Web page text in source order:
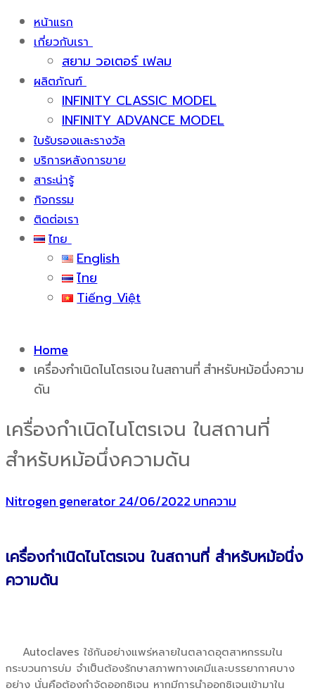
หน้าแรก
เกี่ยวกับเรา
สยาม วอเตอร์ เฟลม
ผลิตภัณฑ์
INFINITY CLASSIC MODEL
INFINITY ADVANCE MODEL
ใบรับรองและรางวัล
บริการหลังการขาย
สาระน่ารู้
กิจกรรม
ติดต่อเรา
ไทย
English
ไทย
Tiếng Việt
Home
เครื่องกำเนิดไนโตรเจน ในสถานที่ สำหรับหม้อนึ่งความ
ดัน
เครื่องกำเนิดไนโตรเจน ในสถานที่
สำหรับหม้อนึ่งความดัน
Nitrogen generator 24/06/2022 บทความ
เครื่องกำเนิดไนโตรเจน ในสถานที่ สำหรับหม้อนึ่ง
ความดัน
Autoclaves ใช้กันอย่างแพร่หลายในตลาดอุตสาหกรรมใน
กระบวนการบ่ม จำเป็นต้องรักษาสภาพทางเคมีและบรรยากาศบาง
อย่าง นั่นคือต้องกำจัดออกซิเจน หากมีการนำออกซิเจนเข้ามาใน